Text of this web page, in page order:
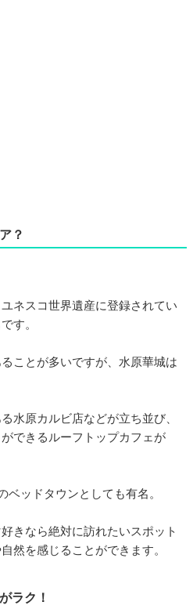
？
ネスコ世界遺産に登録されてい
す。
ことが多いですが、水原華城は
水原カルビ店などが立ち並び、
できるルーフトップカフェが
ベッドタウンとしても有名。
きなら絶対に訪れたいスポット
然を感じることができます。
ラク！